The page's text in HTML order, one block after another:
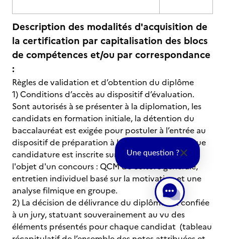
Description des modalités d'acquisition de
la certification par capitalisation des blocs
de compétences et/ou par correspondance
:
Règles de validation et d’obtention du diplôme
1) Conditions d’accès au dispositif d’évaluation.
Sont autorisés à se présenter à la diplomation, les
candidats en formation initiale, la détention du
baccalauréat est exigée pour postuler à l’entrée au
dispositif de préparation à la diplomation, chaque
candidature est inscrite sur Parcoursup et fait
l'objet d'un concours : QCM de culture générale,
entretien individuel basé sur la motivation et une
analyse filmique en groupe.
2) La décision de délivrance du diplôme est confiée
à un jury, statuant souverainement au vu des
éléments présentés pour chaque candidat (tableau
Une question ?